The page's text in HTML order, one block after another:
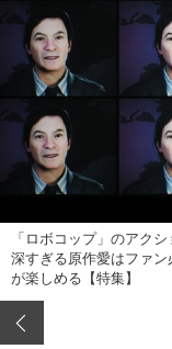
「ロボコップ」のアク
深すぎる原作愛はファ
が楽しめる【特集】